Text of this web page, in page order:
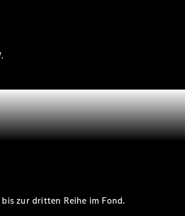
zur dritten Reihe im Fond.